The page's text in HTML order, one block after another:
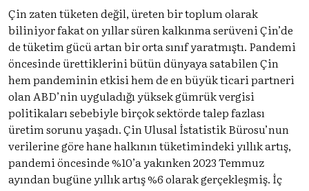
Çin zaten tüketen değil, üreten bir toplum olarak
biliniyor fakat on yıllar süren kalkınma serüveni Çin’de
de tüketim gücü artan bir orta sınıf yaratmıştı. Pandemi
öncesinde ürettiklerini bütün dünyaya satabilen Çin
hem pandeminin etkisi hem de en büyük ticari partneri
olan ABD’nin uyguladığı yüksek gümrük vergisi
politikaları sebebiyle birçok sektörde talep fazlası
üretim sorunu yaşadı. Çin Ulusal İstatistik Bürosu’nun
verilerinegöre hane halkının tüketimindeki yıllık artış,
pandemi öncesinde %10’a yakınken 2023 Temmuz
ayından bugüne yıllık artış %6 olarak gerçekleşmiş. İç